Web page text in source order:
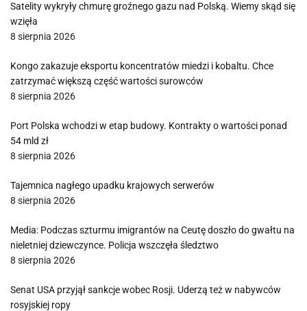
Satelity wykryły chmurę groźnego gazu nad Polską. Wiemy skąd się
wzięła
8 sierpnia 2026
Kongo zakazuje eksportu koncentratów miedzi i kobaltu. Chce
zatrzymać większą część wartości surowców
8 sierpnia 2026
Port Polska wchodzi w etap budowy. Kontrakty o wartości ponad
54 mld zł
8 sierpnia 2026
Tajemnica nagłego upadku krajowych serwerów
8 sierpnia 2026
Media: Podczas szturmu imigrantów na Ceutę doszło do gwałtu na
nieletniej dziewczynce. Policja wszczęła śledztwo
8 sierpnia 2026
Senat USA przyjął sankcje wobec Rosji. Uderzą też w nabywców
rosyjskiej ropy